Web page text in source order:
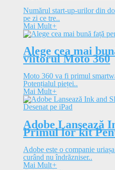
Numărul start-up-urilor din
pe zi ce tre..
Mai Mult+
Alege cea mai
viitorul Moto 360
Moto 360 va fi primul
Potențialul pieței..
Mai Mult+
Adobe Lansează
Primul lor kit
Adobe este o companie
curând nu îndrăzniser..
Mai Mult+